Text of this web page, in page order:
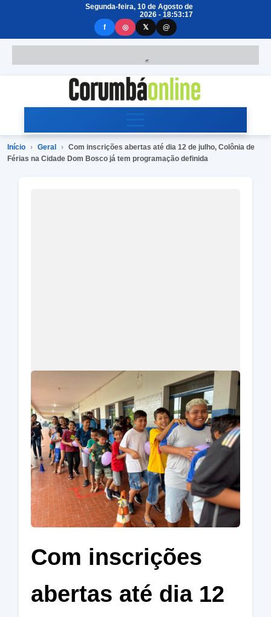
Segunda-feira, 10 de Agosto de
2026 - 18:53:17
f
◎ 𝕏 @
Início › Geral › Com inscrições abertas até dia 12 de julho, Colônia de
Férias na Cidade Dom Bosco já tem programação definida
Com inscrições
abertas até dia 12